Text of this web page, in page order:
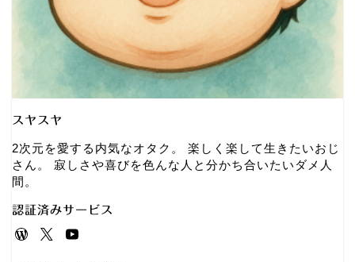
スヤスヤ
2次元を愛する内気なオタク。 楽しく楽して生きたいおじ
さん。 寂しさや喜びを色んな人と分かち合いたいダメ人
間。
認証済みサービス